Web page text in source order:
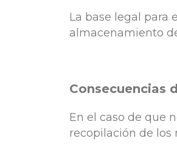
La base legal para
almacenamiento
Consecuencias
En el caso de que
recopilación de los